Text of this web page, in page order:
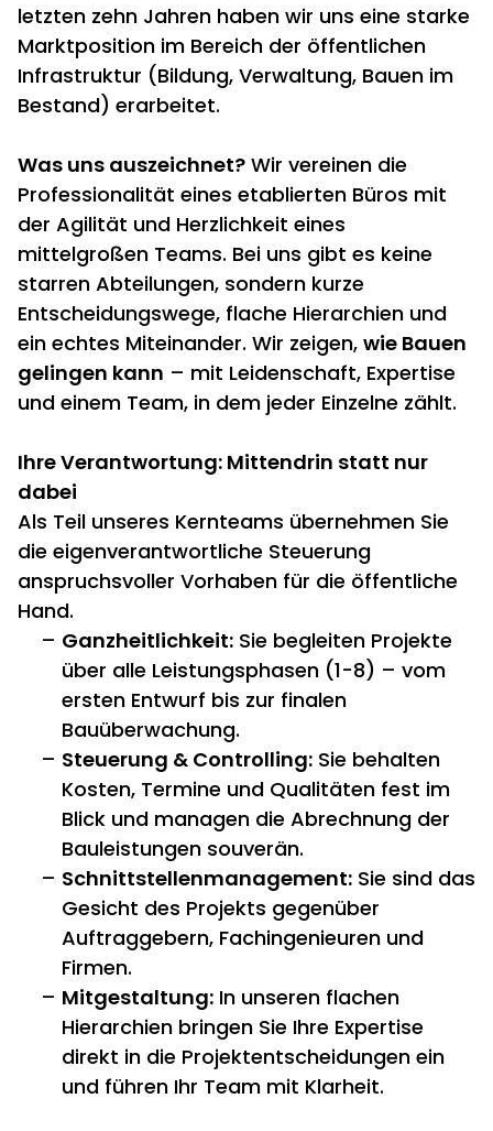
letzten zehn Jahren haben wir uns eine starke
Marktposition im Bereich der öffentlichen
Infrastruktur (Bildung, Verwaltung, Bauen im
Bestand) erarbeitet.
Was uns auszeichnet? Wir vereinen die
Professionalität eines etablierten Büros mit
der Agilität und Herzlichkeit eines
mittelgroßen Teams. Bei uns gibt es keine
starren Abteilungen, sondern kurze
Entscheidungswege, flache Hierarchien und
ein echtes Miteinander. Wir zeigen, wie Bauen
gelingen kann – mit Leidenschaft, Expertise
und einem Team, in dem jeder Einzelne zählt.
Ihre Verantwortung: Mittendrin statt nur
dabei
Als Teil unseres Kernteams übernehmen Sie
die eigenverantwortliche Steuerung
anspruchsvoller Vorhaben für die öffentliche
Hand.
Ganzheitlichkeit: Sie begleiten Projekte
über alle Leistungsphasen (1-8) – vom
ersten Entwurf bis zur finalen
Bauüberwachung.
Steuerung & Controlling: Sie behalten
Kosten, Termine und Qualitäten fest im
Blick und managen die Abrechnung der
Bauleistungen souverän.
Schnittstellenmanagement: Sie sind das
Gesicht des Projekts gegenüber
Auftraggebern, Fachingenieuren und
Firmen.
Mitgestaltung: In unseren flachen
Hierarchien bringen Sie Ihre Expertise
direkt in die Projektentscheidungen ein
und führen Ihr Team mit Klarheit.